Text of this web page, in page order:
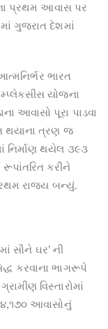
પ્રથમ આવાસ પર
ગુજરાત દેશમાં
ભારત
યોજના
આવાસો પૂરા પાડવા
થયાના ત્રણ જ
નિર્માણ થયેલ ૩૯૩
કરીને
રાજ્ય બન્યું.
સૌને ઘર’ ની
કરવાના ભાગરૂપે
વિસ્તારોમાં
આવાસોનું